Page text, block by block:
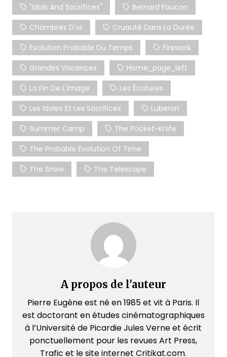
"Idols And Sacrifices"
Bernard Faucon
Chambres D'or
Cruauté Dans La Durée
Evolution Probable Du Temps
Firework
Grandes Vacances
Home_page_left
La Fin De L'image
Les Écritures
Les Idoles Et Les Sacrifices
Luberon
Summer Camp
The Pocket-Knife
The Probable Evolution Of Time
The Snow
The Telescope
A propos de l'auteur
Pierre Eugène est né en 1985 et vit à Paris. Il
est doctorant en études cinématographiques
à l’Université de Picardie Jules Verne et écrit
ponctuellement pour les revues Art Press,
Trafic et le site internet Critikat.com.